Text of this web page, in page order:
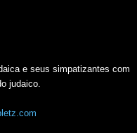
e seus simpatizantes com
judaico.